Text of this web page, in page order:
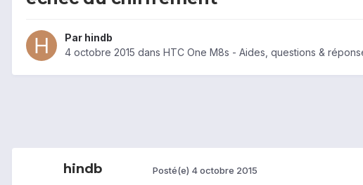
Par hindb
4 octobre 2015 dans HTC One M8s - Aides, questions &
hindb Posté(e) 4 octobre 2015